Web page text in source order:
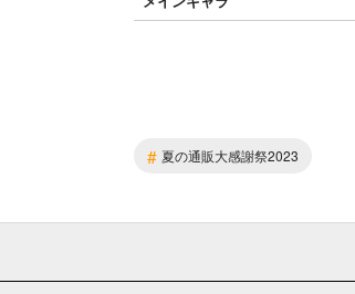
# 夏の通販大感謝祭2023